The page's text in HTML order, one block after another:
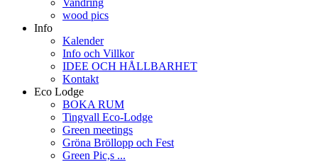
Vandring
wood pics
Info
Kalender
Info och Villkor
IDEE OCH HÅLLBARHET
Kontakt
Eco Lodge
BOKA RUM
Tingvall Eco-Lodge
Green meetings
Gröna Bröllopp och Fest
Green Pic,s ...